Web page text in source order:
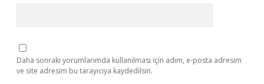
Daha sonraki yorumlarımda kullanılması için adım, e-posta adresim
ve site adresim bu tarayıcıya kaydedilsin.